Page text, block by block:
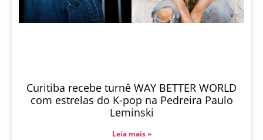
Curitiba recebe turnê WAY BETTER WORLD
com estrelas do K-pop na Pedreira Paulo
Leminski
Leia mais »